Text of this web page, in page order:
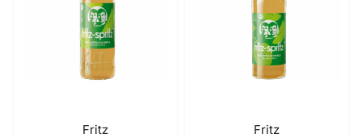
Fritz
Fritz